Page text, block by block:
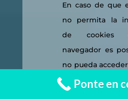
En caso de que
no permita la
de cookies
navegador es
no pueda
de las
Ponte en